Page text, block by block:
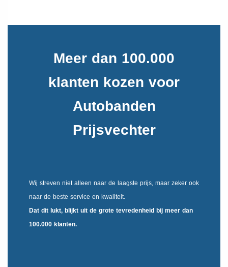
Meer dan 100.000
klanten kozen voor
Autobanden
Prijsvechter
Wij streven niet alleen naar de laagste prijs, maar zeker ook
naar de beste service en kwaliteit.
Dat dit lukt, blijkt uit de grote tevredenheid bij meer dan
100.000 klanten.